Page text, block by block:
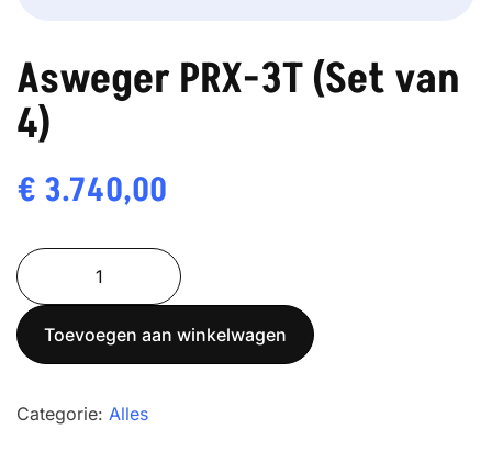
Asweger PRX-3T (Set van
4)
€ 3.740,00
Asweger
PRX-
3T
(Set
4)
Toevoegen aan winkelwagen
Categorie: Alles